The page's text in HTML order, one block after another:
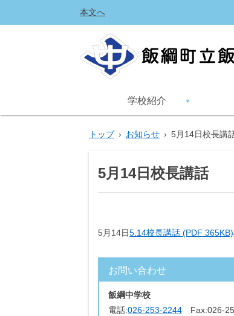
本文へ
学校紹介
トップ › お知らせ › 5月14日校長講
5月14日校長講話
5月14日5.14校長講話 (PDF 365KB)
お問い合わせ
飯綱中学校
電話:026-253-2244 Fax:026-